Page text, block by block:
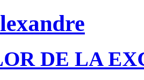
DE LA